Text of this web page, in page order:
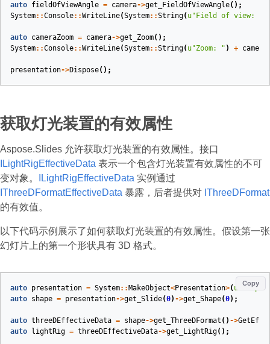
auto fieldOfViewAngle = camera->get_FieldOfViewAngle();
System::Console::WriteLine(System::String( u"Field of view: "
auto cameraZoom = camera->get_Zoom();
System::Console::WriteLine(System::String( u"Zoom: " ) +
presentation->Dispose();
获取灯光装置的有效属性
Aspose.Slides 允许获取灯光装置的有效属性。接口
ILightRigEffectiveData 表示一个包含灯光装置有效属性的不可
变对象。
ILightRigEffectiveData 实例通过
IThreeDFormatEffectiveData 暴露，后者提供对 IThreeDFormat
的有效值。
以下代码示例展示了如何获取灯光装置的有效属性。假设第一张
幻灯片上的第一个形状具有 3D 格式。
Copy
auto presentation = System:: MakeObject<Presentation>( u
auto shape = presentation->get_Slide(0) ->get_Shape(0);
auto threeDEffectiveData = shape->get_ThreeDFormat () ->
auto
lightRig = threeDEffectiveData->get_LightRig();